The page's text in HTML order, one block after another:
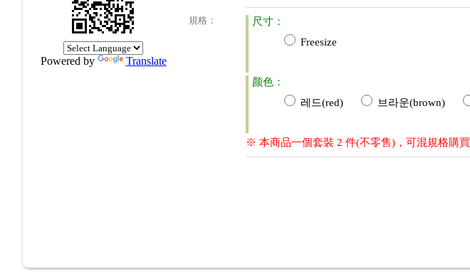
Powered by Translate
規格 ：
尺寸：
Freesize
颜色：
레드(red)
브라운(brown)
※ 本商品一個套裝 2 件(不零售)，可混規格購買